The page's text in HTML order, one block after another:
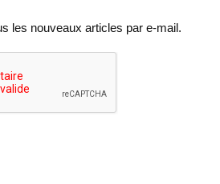
les nouveaux articles par e-mail.